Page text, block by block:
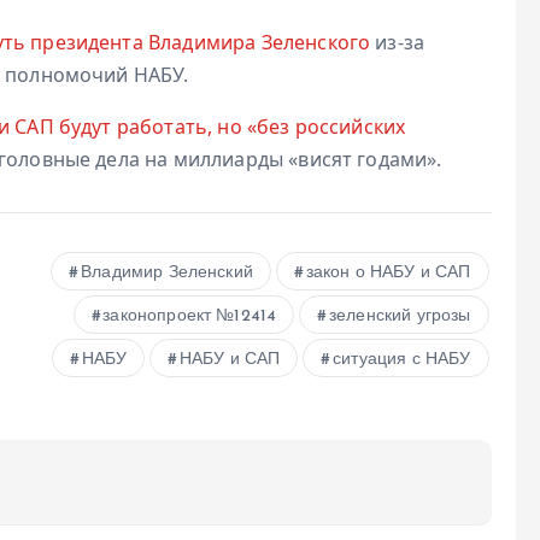
президента Владимира Зеленского из-за
полномочий НАБУ.
САП будут работать, но «без российских
дела на миллиарды «висят годами».
Владимир Зеленский закон о НАБУ и САП
законопроект №12414 зеленский угрозы
НАБУ НАБУ и САП ситуация с НАБУ